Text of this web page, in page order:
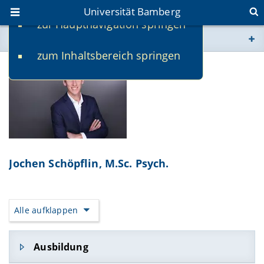
zur Hauptnavigation springen
zum Inhaltsbereich springen
Universität Bamberg
www.uni-bamberg.de
univis.uni-bamberg.de
fis.uni-bamberg.de
Jochen Schöpflin, M.Sc. Psych.
Alle aufklappen
Ausbildung